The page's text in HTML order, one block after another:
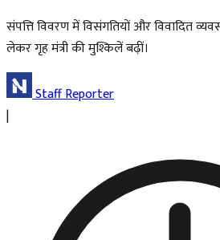
संपत्ति विवरण में विसंगतियों और विवादित
लेकर गृह मंत्री की मुश्किलें बढ़ीं।
Staff Reporter
|